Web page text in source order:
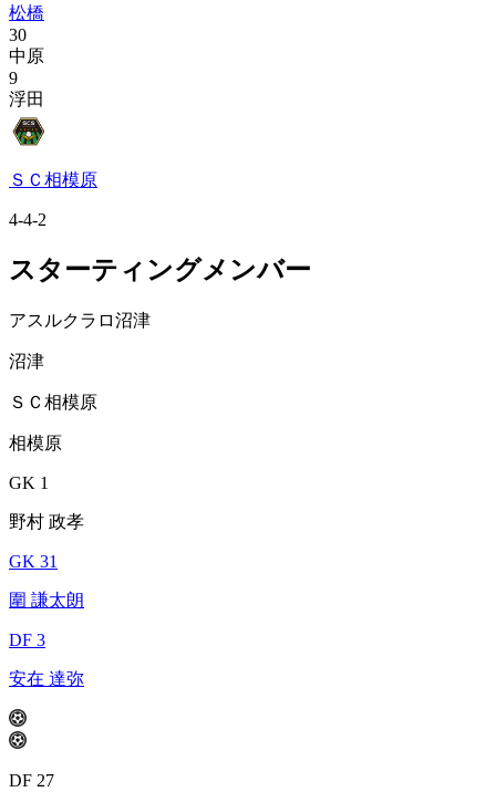
松橋
30
中原
9
浮田
ＳＣ相模原
4-4-2
スターティングメンバー
アスルクラロ沼津
沼津
ＳＣ相模原
相模原
GK 1
野村 政孝
GK 31
圍 謙太朗
DF 3
安在 達弥
DF 27